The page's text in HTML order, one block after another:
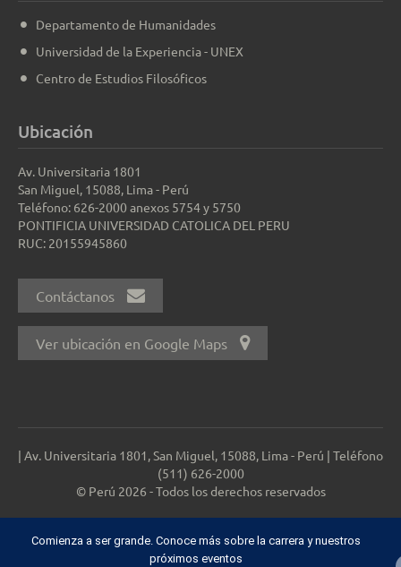
Departamento de Humanidades
Universidad de la Experiencia - UNEX
Centro de Estudios Filosóficos
Ubicación
Av. Universitaria 1801
San Miguel, 15088, Lima - Perú
Teléfono: 626-2000 anexos 5754 y 5750
PONTIFICIA UNIVERSIDAD CATOLICA DEL PERU
RUC: 20155945860
Contáctanos
Ver ubicación en Google Maps
| Av. Universitaria 1801, San Miguel, 15088, Lima - Perú | Teléfono
(511) 626-2000
© Perú 2026 - Todos los derechos reservados
Comienza a ser grande. Conoce más sobre la carrera y nuestros
próximos eventos